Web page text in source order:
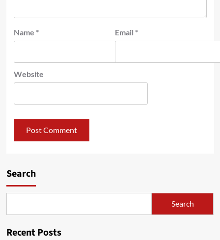
Name * Email *
Website
Search
Search
Recent Posts